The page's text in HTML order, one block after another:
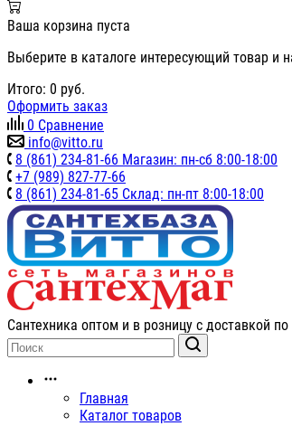
Ваша корзина пуста
Выберите в каталоге интересующий товар и
Итого: 0 руб.
Оформить заказ
0 Сравнение
info@vitto.ru
8 (861) 234-81-66 Магазин: пн-сб 8:00-18:00
+7 (989) 827-77-66
8 (861) 234-81-65 Склад: пн-пт 8:00-18:00
Сантехника оптом и в розницу с доставкой
Главная
Каталог товаров